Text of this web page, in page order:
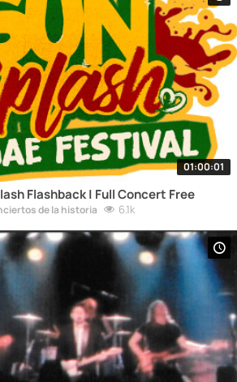
01:00:01
Flashback | Full Concert Free
de la historia 6.1k